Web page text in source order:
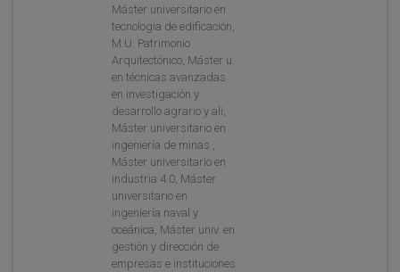
Máster universitario en
tecnología de edificación,
M.U. Patrimonio
Arquitectónico, Máster u.
en técnicas avanzadas
en investigación y
desarrollo agrario y ali,
Máster universitario en
ingeniería de minas ,
Máster universitario en
industria 4.0, Máster
universitario en
ingeniería naval y
oceánica, Máster univ. en
gestión y dirección de
empresas e instituciones